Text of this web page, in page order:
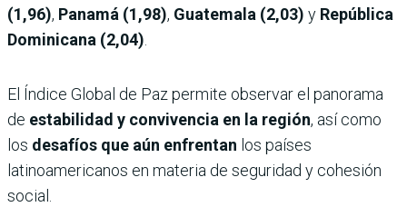
(1,96), Panamá (1,98), Guatemala (2,03) y República
Dominicana (2,04)
El Índice Global de Paz permite observar el panorama
de estabilidad y convivencia en la región, así como
los desafíos que aún enfrentan los países
latinoamericanos en materia de seguridad y cohesión
social.